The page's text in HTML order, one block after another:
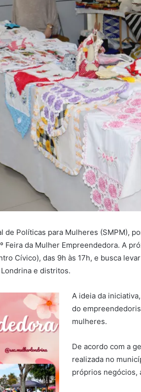
Políticas para Mulheres (SMPM),
Feira da Mulher Empreendedora. A
Cívico), das 9h às 17h, e busca
e distritos.
A ideia da
do
mulheres.
De acordo com a
realizada no
próprios negócios,